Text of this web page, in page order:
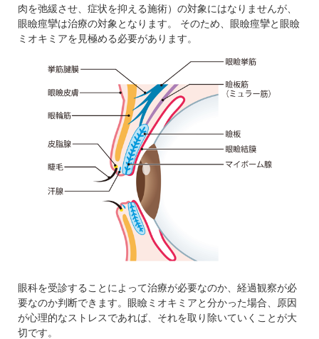
肉を弛緩させ、症状を抑える施術）の対象にはなりませんが、
眼瞼痙攣は治療の対象となります。 そのため、眼瞼痙攣と眼瞼
ミオキミアを見極める必要があります。
眼科を受診することによって治療が必要なのか、経過観察が必
要なのか判断できます。眼瞼ミオキミアと分かった場合、原因
が心理的なストレスであれば、それを取り除いていくことが大
切です。